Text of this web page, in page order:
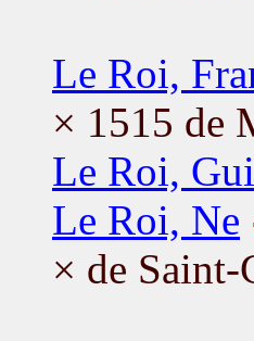
Le Roi,
× 1515 de
Le Roi,
Le Roi, Ne
× de